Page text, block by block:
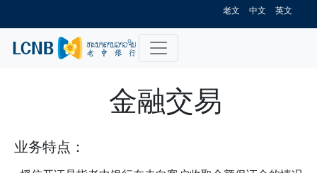
老文 中文 英文
金融交易
业务特点：